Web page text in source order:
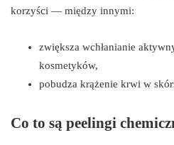
korzyści — między innymi:
zwiększa wchłanianie
kosmetyków,
pobudza krążenie krwi w
Co to są peelingi